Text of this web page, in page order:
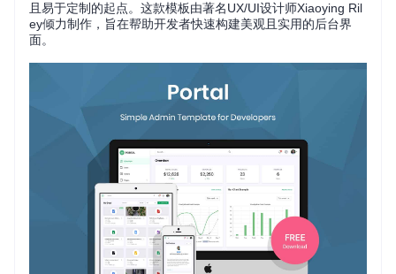
且易于定制的起点。这款模板由著名UX/UI设计师Xiaoying Ril
ey倾力制作，旨在帮助开发者快速构建美观且实用的后台界
面。